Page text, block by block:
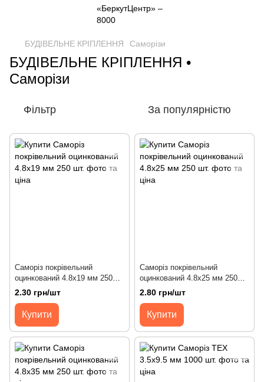
БУДІВЕЛЬНЕ КРІПЛЕННЯ Саморізи
БУДІВЕЛЬНЕ КРІПЛЕННЯ •
Саморізи
Фільтр За популярністю
Саморiз покрівельний
оцинкований 4.8х19 мм 250
шт.
2.30 грн/шт
Купити
Саморiз покрівельний
оцинкований 4.8х25 мм 250
шт.
2.80 грн/шт
Купити